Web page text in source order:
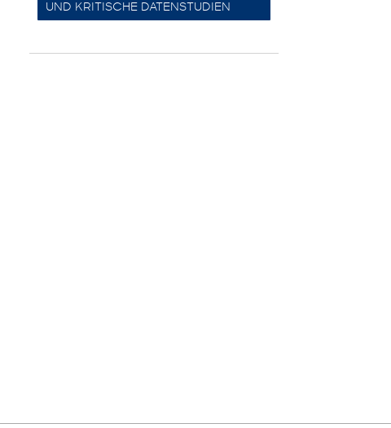
UND KRITISCHE DATENSTUDIEN